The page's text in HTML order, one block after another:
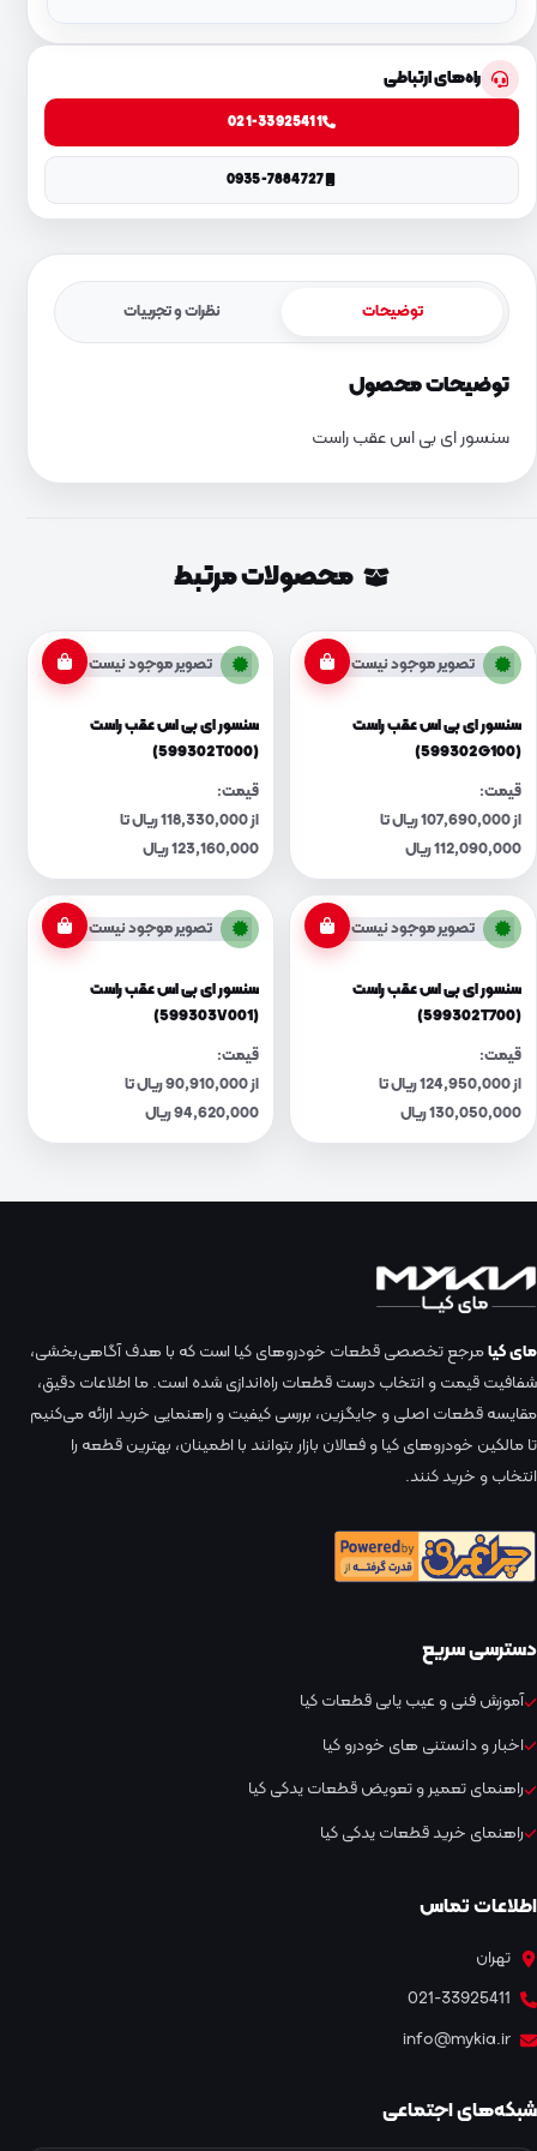
راه‌های ارتباطی
021-33925411
0935-7884727
توضیحات نظرات و تجربیات
توضیحات محصول
سنسور ای بی اس عقب راست
محصولات مرتبط
تصویر موجود نیست
سنسور ای بی اس عقب راست
(599302G100)
قیمت:
از 107,690,000 ریال تا
112,090,000 ریال
تصویر موجود نیست
سنسور ای بی اس عقب راست
(599302T000)
قیمت:
از 118,330,000 ریال تا
123,160,000 ریال
تصویر موجود نیست
سنسور ای بی اس عقب راست
(599302T700)
قیمت:
از 124,950,000 ریال تا
130,050,000 ریال
تصویر موجود نیست
سنسور ای بی اس عقب راست
(599303V001)
قیمت:
از 90,910,000 ریال تا
94,620,000 ریال
مای کیامرجع تخصصی قطعات خودروهای کیا است که با هدف آگاهی‌بخشی،
شفافیت قیمت و انتخاب درست قطعات راه‌اندازی شده است. ما اطلاعات دقیق،
مقایسه قطعات اصلی و جایگزین، بررسی کیفیت و راهنمایی خرید ارائه می‌کنیم
تا مالکین خودروهای کیا و فعالان بازار بتوانند با اطمینان، بهترین قطعه را
انتخاب و خرید کنند.
دسترسی سریع
آموزش فنی و عیب یابی قطعات کیا
اخبار و دانستنی های خودرو کیا
راهنمای تعمیر و تعویض قطعات یدکی کیا
راهنمای خرید قطعات یدکی کیا
اطلاعات تماس
تهران
021-33925411
info@mykia.ir
شبکه‌های اجتماعی